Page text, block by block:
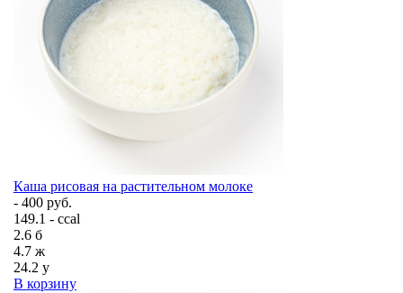
Каша рисовая на растительном молоке
- 400 руб.
149.1 - ccal
2.6 б
4.7 ж
24.2 у
В корзину